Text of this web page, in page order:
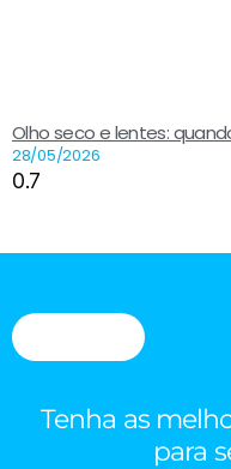
Olho seco e lentes:
28/05/2026
Tenha as
para